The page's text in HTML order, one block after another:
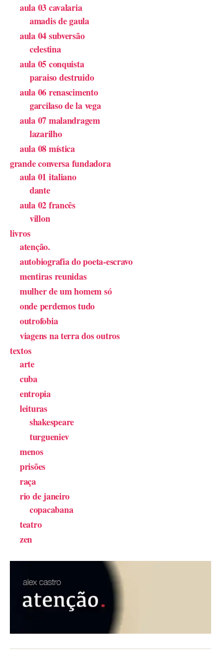
aula 03 cavalaria
amadis de gaula
aula 04 subversão
celestina
aula 05 conquista
paraiso destruido
aula 06 renascimento
garcilaso de la vega
aula 07 malandragem
lazarilho
aula 08 mística
grande conversa fundadora
aula 01 italiano
dante
aula 02 francês
villon
livros
atenção.
autobiografia do poeta-escravo
mentiras reunidas
mulher de um homem só
onde perdemos tudo
outrofobia
viagens na terra dos outros
textos
arte
cuba
entropia
leituras
shakespeare
turgueniev
menos
prisões
raça
rio de janeiro
copacabana
teatro
zen